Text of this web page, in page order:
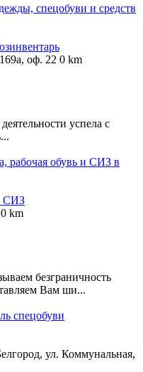
спецобуви и средств
оф. 22 0 km
успела с
рабочая обувь и СИЗ в
СИЗ
0 km
безграничность
Вам ши...
спецобуви
ул. Коммунальная,